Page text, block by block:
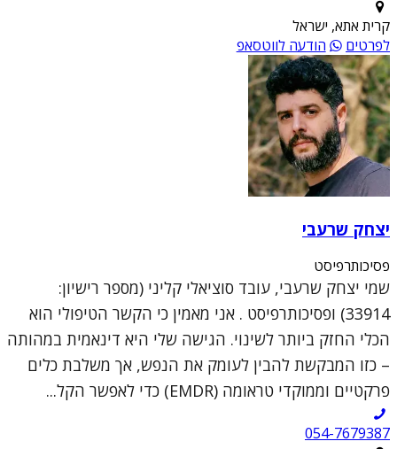
קרית אתא, ישראל
לפרטים
הודעה לווטסאפ
יצחק שרעבי
פסיכותרפיסט
שמי יצחק שרעבי, עובד סוציאלי קליני (מספר רישיון:
33914) ופסיכותרפיסט . אני מאמין כי הקשר הטיפולי הוא
הכלי החזק ביותר לשינוי. הגישה שלי היא דינאמית במהותה
– כזו המבקשת להבין לעומק את הנפש, אך משלבת כלים
פרקטיים וממוקדי טראומה (EMDR) כדי לאפשר הקל...
054-7679387